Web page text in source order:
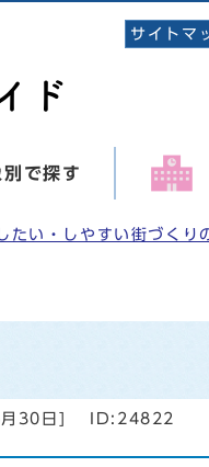
サイトマ
で探す
たい・しやすい街づくり
30日 ID:24822